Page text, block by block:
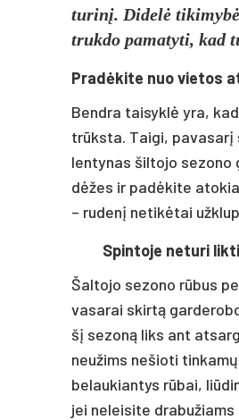
turinį. Didelė
trukdo pamatyti, kad
Pradėkite nuo vietos
Bendra taisyklė yra,
trūksta. Taigi, pavasarį
lentynas šiltojo sezono
dėžes ir padėkite
– rudenį netikėtai
Spintoje neturi
Šaltojo sezono rūbus
vasarai skirtą
šį sezoną liks ant
neužims nešioti
belaukiantys rūbai,
jei neleisite